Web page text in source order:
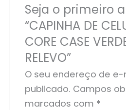
Seja o primeiro
“CAPINHA DE
CORE CASE
RELEVO”
O seu endereço de
publicado. Campos
marcados com *